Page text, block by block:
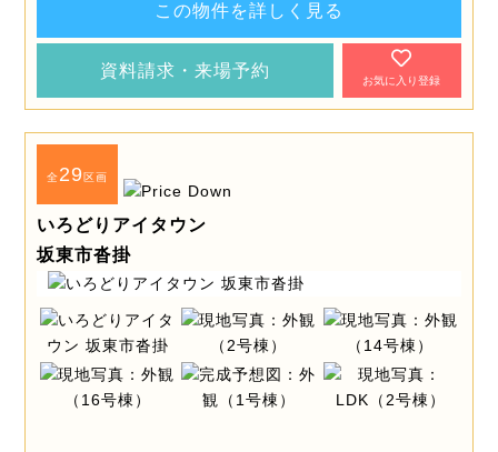
この物件を詳しく見る
資料請求・来場予約
お気に入り登録
全29区画
いろどりアイタウン
坂東市沓掛